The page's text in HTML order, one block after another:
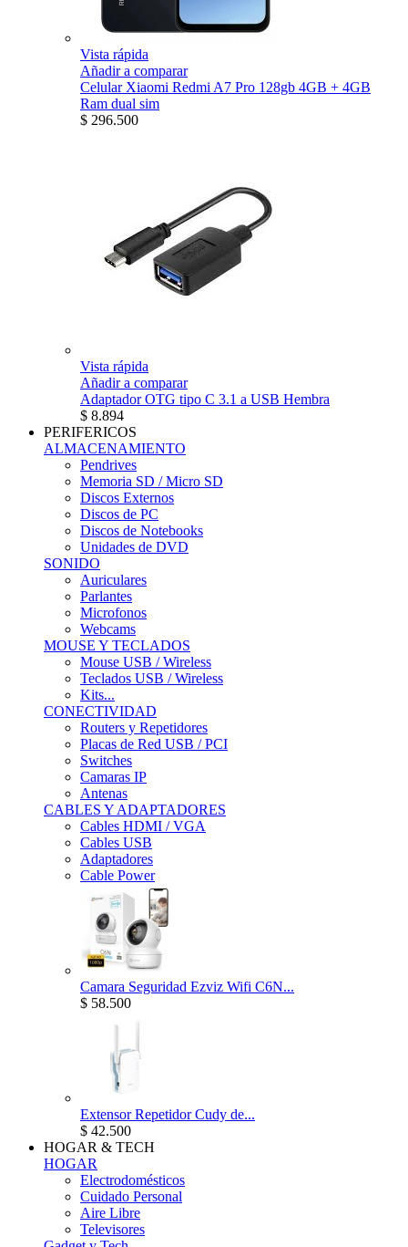
Vista rápida
Añadir a comparar
Celular Xiaomi Redmi A7 Pro 128gb 4GB + 4GB
Ram dual sim
$ 296.500
Vista rápida
Añadir a comparar
Adaptador OTG tipo C 3.1 a USB Hembra
$ 8.894
PERIFERICOS
ALMACENAMIENTO
Pendrives
Memoria SD / Micro SD
Discos Externos
Discos de PC
Discos de Notebooks
Unidades de DVD
SONIDO
Auriculares
Parlantes
Microfonos
Webcams
MOUSE Y TECLADOS
Mouse USB / Wireless
Teclados USB / Wireless
Kits...
CONECTIVIDAD
Routers y Repetidores
Placas de Red USB / PCI
Switches
Camaras IP
Antenas
CABLES Y ADAPTADORES
Cables HDMI / VGA
Cables USB
Adaptadores
Cable Power
Camara Seguridad Ezviz Wifi C6N...
$ 58.500
Extensor Repetidor Cudy de...
$ 42.500
HOGAR & TECH
HOGAR
Electrodomésticos
Cuidado Personal
Aire Libre
Televisores